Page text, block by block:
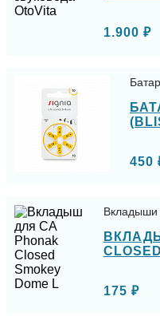
1.900 ₽
450
Вкладыши
175 ₽